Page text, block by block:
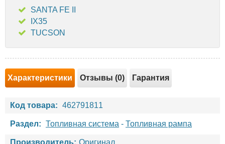
SANTA FE II
IX35
TUCSON
Характеристики Отзывы (0) Гарантия
Код товара: 462791811
Раздел: Топливная система - Топливная рампа
Производитель: Оригинал